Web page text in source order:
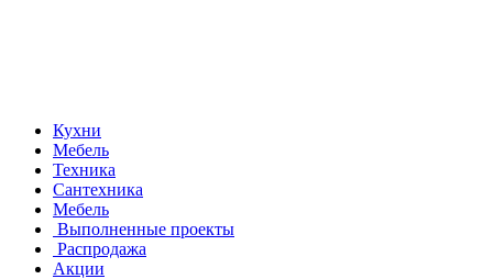
Кухни
Мебель
Техника
Сантехника
Мебель
Выполненные проекты
Распродажа
Акции